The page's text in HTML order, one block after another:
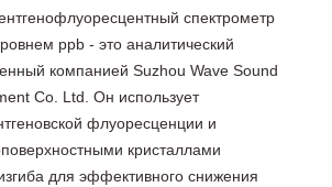
спектрометр
ppb - это аналитический
компанией Suzhou Wave Sound
Co. Ltd. Он использует
флуоресценции и
кристаллами
для эффективного снижения